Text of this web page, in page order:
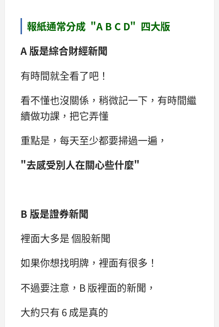
報紙通常分成 "A B C D" 四大版
A 版是綜合財經新聞
有時間就全看了吧！
看不懂也沒關係，稍微記一下，有時間繼
續做功課，把它弄懂
重點是，每天至少都要掃過一遍，
"去感受別人在關心些什麼"
B 版是證券新聞
裡面大多是 個股新聞
如果你想找明牌，裡面有很多！
不過要注意，B 版裡面的新聞，
大約只有 6 成是真的